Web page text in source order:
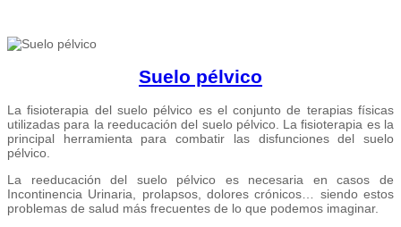
Suelo pélvico
La fisioterapia del suelo pélvico es el conjunto de terapias físicas
utilizadas para la reeducación del suelo pélvico. La fisioterapia es la
principal herramienta para combatir las disfunciones del suelo
pélvico.
La reeducación del suelo pélvico es necesaria en casos de
Incontinencia Urinaria, prolapsos, dolores crónicos… siendo estos
problemas de salud más frecuentes de lo que podemos imaginar.